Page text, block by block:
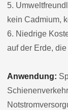
5.
kein Cadmium,
6. Niedrige
auf der Erde,
Anwendung: